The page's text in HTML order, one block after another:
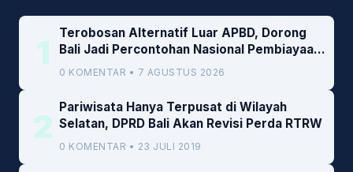
1
Terobosan Alternatif Luar APBD, Dorong
Bali Jadi Percontohan Nasional Pembiayaan
Daerah
0 KOMENTAR • 7 AGUSTUS 2026
2
Pariwisata Hanya Terpusat di Wilayah
Selatan, DPRD Bali Akan Revisi Perda RTRW
0 KOMENTAR • 23 JULI 2019